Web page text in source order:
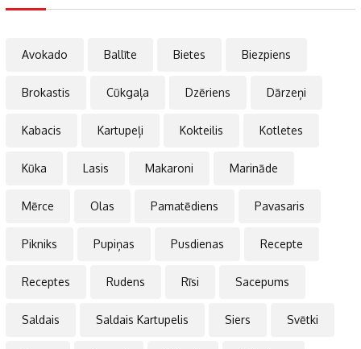
Avokado Ballīte Bietes Biezpiens
Brokastis Cūkgaļa Dzēriens Dārzeņi
Kabacis Kartupeļi Kokteilis Kotletes
Kūka Lasis Makaroni Marināde
Mērce Olas Pamatēdiens Pavasaris
Pikniks Pupiņas Pusdienas Recepte
Receptes Rudens Rīsi Sacepums
Saldais Saldais Kartupelis Siers Svētki